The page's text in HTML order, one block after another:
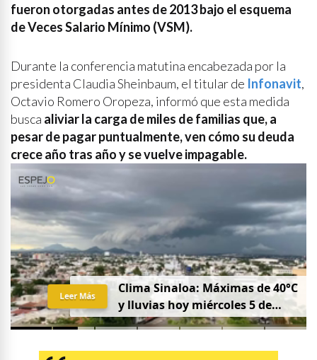
fueron otorgadas antes de 2013 bajo el esquema
de Veces Salario Mínimo (VSM).
Durante la conferencia matutina encabezada por la
presidenta Claudia Sheinbaum, el titular de Infonavit,
Octavio Romero Oropeza, informó que esta medida
busca aliviar la carga de miles de familias que, a
pesar de pagar puntualmente, ven cómo su deuda
crece año tras año y se vuelve impagable.
Clima Sinaloa: Máximas de 40°C
y lluvias hoy miércoles 5 de
agosto
Leer Más